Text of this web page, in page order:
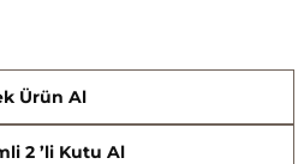
Ürün Al
2 ’li Kutu Al